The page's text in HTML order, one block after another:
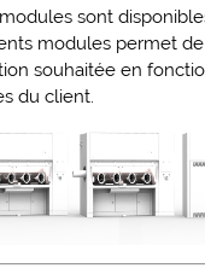
sont
modules permet
souhaitée en
du client.